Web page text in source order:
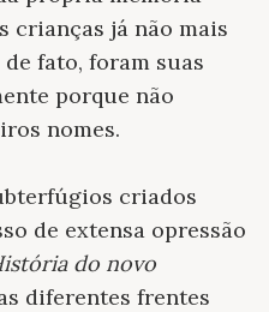
crianças já não mais
fato, foram suas
porque não
nomes.
criados
de extensa opressão
do novo
diferentes frentes